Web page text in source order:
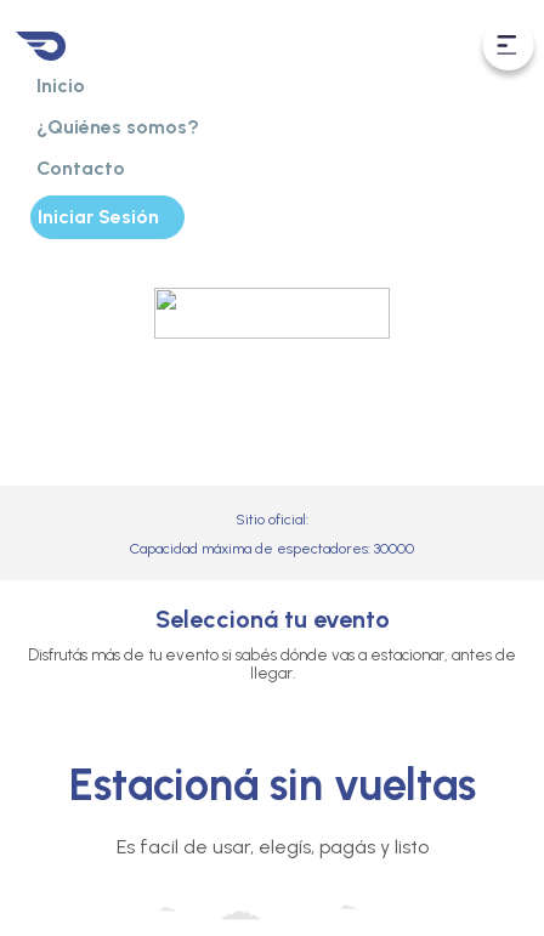
Inicio
¿Quiénes somos?
Contacto
Iniciar Sesión
Sitio oficial:
Capacidad máxima de espectadores: 30000
Seleccioná tu evento
Disfrutás más de tu evento si sabés dónde vas a estacionar, antes de
llegar.
Estacioná sin vueltas
Es facil de usar, elegís, pagás y listo